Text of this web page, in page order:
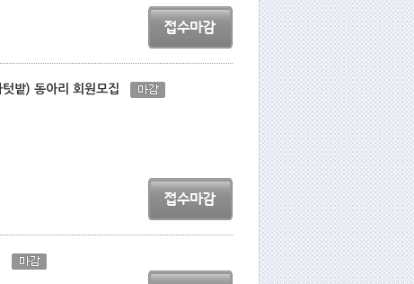
밭) 동아리 회원모집